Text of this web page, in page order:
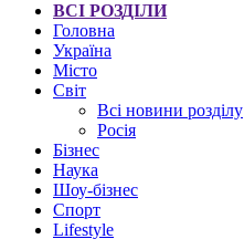
ВСІ РОЗДІЛИ
Головна
Україна
Місто
Світ
Всі новини розділу
Росія
Бізнес
Наука
Шоу-бізнес
Спорт
Lifestyle